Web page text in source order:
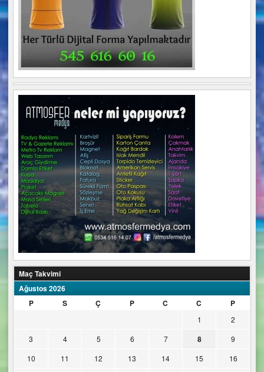
Maç Takvimi
Ağustos 2026
P
S Ç P C C P
1
2
3
4 5 6 7 8
9
10
11 12 13 14 15
16